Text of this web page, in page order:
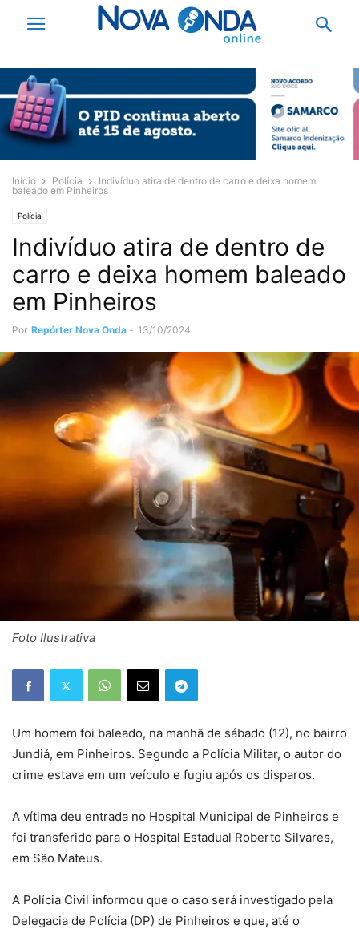
Início Polícia
Indivíduo atira de dentro de carro e deixa homem
baleado em Pinheiros
Polícia
Indivíduo atira de dentro de
carro e deixa homem baleado
em Pinheiros
Por Repórter Nova Onda - 13/10/2024
Foto Ilustrativa
Um homem foi baleado, na manhã de sábado (12), no bairro
Jundiá, em Pinheiros. Segundo a Polícia Militar, o autor do
crime estava em um veículo e fugiu após os disparos.
A vítima deu entrada no Hospital Municipal de Pinheiros e
foi transferido para o Hospital Estadual Roberto Silvares,
em São Mateus.
A Polícia Civil informou que o caso será investigado pela
Delegacia de Polícia (DP) de Pinheiros e que, até o